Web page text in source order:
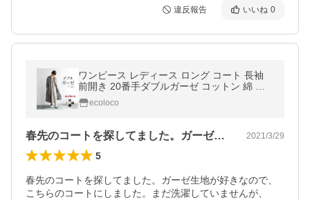
違反報告 いいね 0
ワンピース レディース ロング コート 長袖
前開き 20番手ダブルガーゼ コットン 綿 大
きいサイズ 25SS0131R,
ecoloco
春先のコートを探してました。ガーゼ生地… 2021/3/29
5
春先のコートを探してました。ガーゼ生地が好きなので、
こちらのコートにしました。まだ洗濯していませんが、